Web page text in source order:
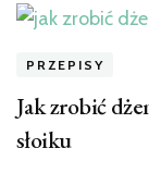
PRZEPISY
Jak zrobić
słoiku